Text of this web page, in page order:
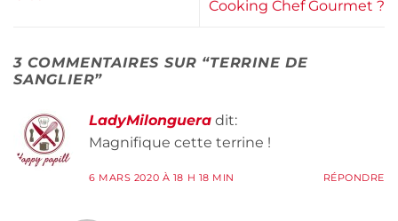
Cooking Chef Gourmet ?
3 COMMENTAIRES SUR “TERRINE DE
SANGLIER”
LadyMilonguera dit:
Magnifique cette terrine !
6 MARS 2020 À 18 H 18 MIN RÉPONDRE